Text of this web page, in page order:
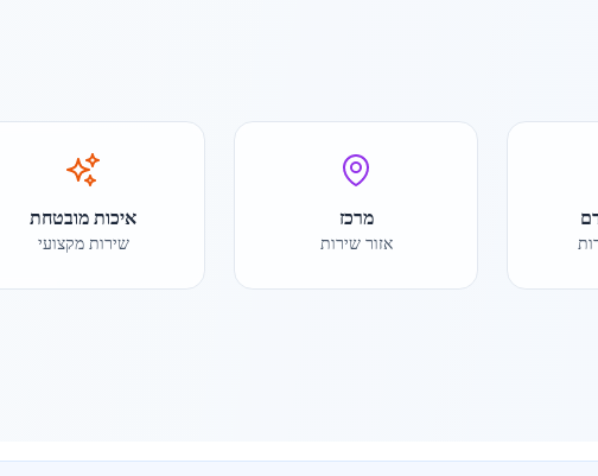
מרכז
אזור שירות
איכות מובטחת
שירות מקצועי